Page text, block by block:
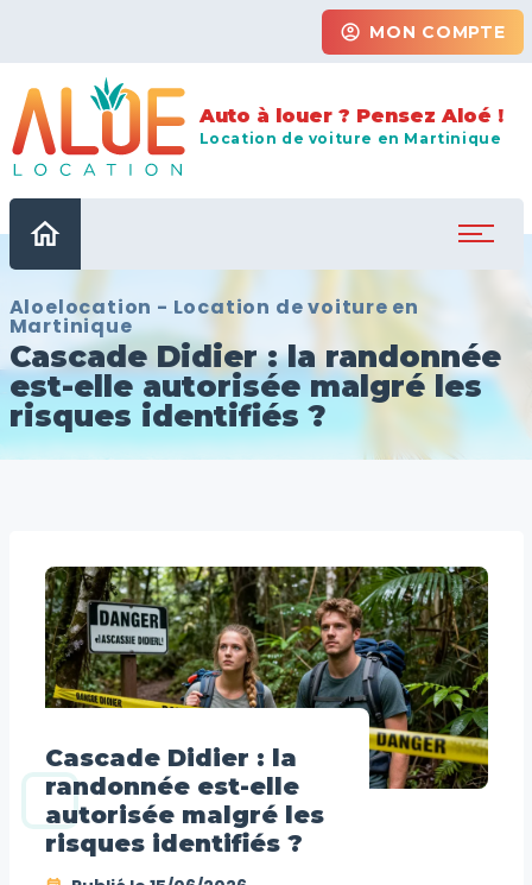
account_circle MON COMPTE
Auto à louer ? Pensez Aloé !
Location de voiture en Martinique
home
Aloelocation - Location de voiture en
Martinique
Cascade Didier : la randonnée
est-elle autorisée malgré les
risques identifiés ?
Cascade Didier : la
randonnée est-elle
autorisée malgré les
risques identifiés ?